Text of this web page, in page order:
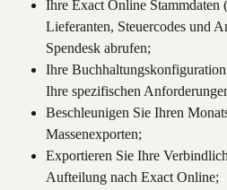
Ihre Exact Online Stammdaten
Lieferanten, Steuercodes und
Spendesk abrufen;
Ihre
Ihre spezifischen
Beschleunigen Sie Ihren
Massenexporten;
Exportieren Sie Ihre
Aufteilung nach Exact Online;